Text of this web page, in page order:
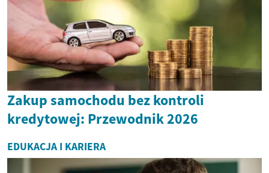
Zakup samochodu bez kontroli
kredytowej: Przewodnik 2026
EDUKACJA I KARIERA